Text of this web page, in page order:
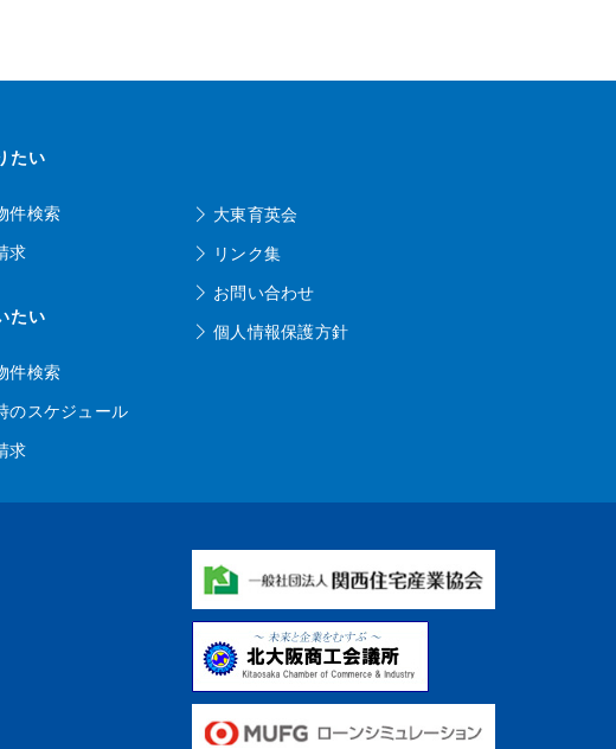
たい
件検索
求
たい
件検索
のスケジュール
求
大東育英会
リンク集
お問い合わせ
個人情報保護方針